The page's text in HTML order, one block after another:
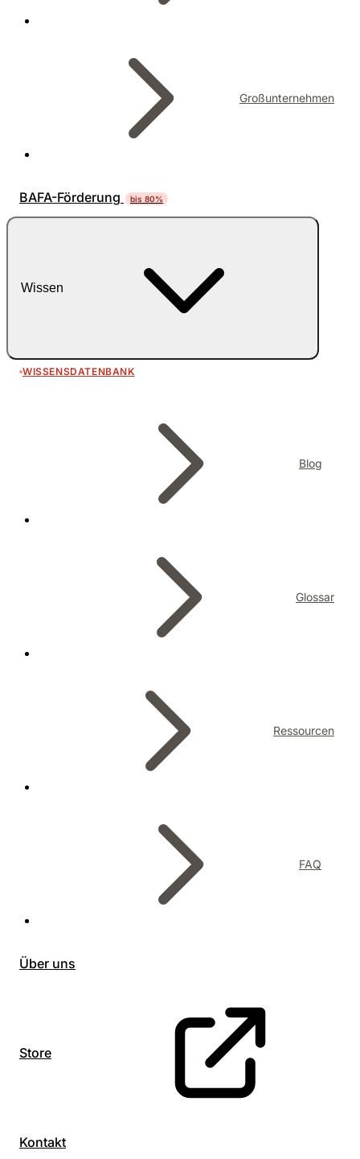
Großunternehmen
BAFA-Förderung bis 80%
Wissen
WISSENSDATENBANK
Blog
Glossar
Ressourcen
FAQ
Über uns
Store
Kontakt